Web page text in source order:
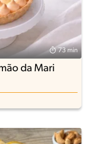
73 min
da Mari